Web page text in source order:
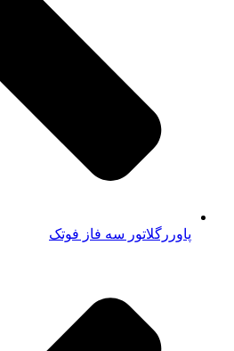
پاوررگلاتور سه فاز فوتک